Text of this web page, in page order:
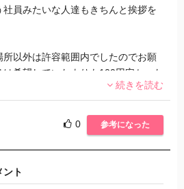
社員みたいな人達もきちんと挨拶を
以外は許容範囲内でしたのでお願
希望していたよりも100円安かった
この仕事が一番良かったのでお願い
て一年ぐらい働いて信用されてき
てきました。それに周りにいる人
て忘年会や送別会にもちゃんと呼
続きを読む
0 参考になった
ント